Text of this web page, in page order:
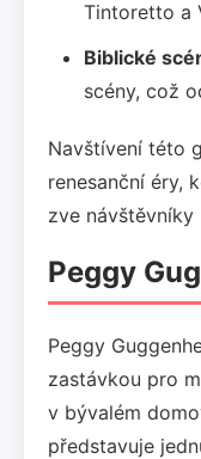
Tintoretto a
Biblické
scény, což
Navštívení této
renesanční éry,
zve návštěvníky
Peggy
Peggy
zastávkou pro
v bývalém
představuje